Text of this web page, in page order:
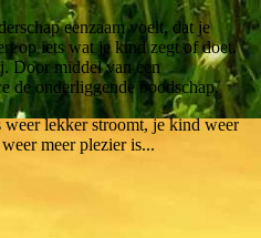
eenzaam voelt, dat je
op iets wat je kind zegt of doet.
Door middel van een
de onderliggende boodschap.
lekker stroomt, je kind weer
meer plezier is...